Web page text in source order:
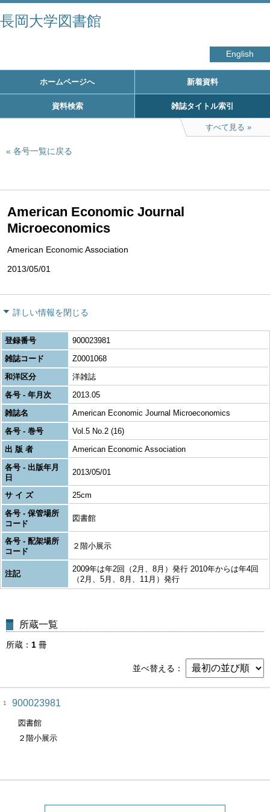
長岡大学図書館
English
ホームページへ 新着資料
資料検索 雑誌タイトル索引
すべて見る
各号一覧に戻る
American Economic Journal
Microeconomics
American Economic Association
2013/05/01
詳しい情報を閉じる
登録番号
900023981
雑誌コード
Z0001068
和洋区分
洋雑誌
各号 - 年月次
2013.05
雑誌名
American Economic Journal Microeconomics
各号 - 巻号
Vol.5 No.2 (16)
出 版 者
American Economic Association
各号 - 出版年月
日
2013/05/01
サ イ ズ
25cm
各号 - 保管場所
コード
図書館
各号 - 配架場所
コード
２階小展示
注記
2009年は年2回（2月、8月）発行 2010年からは年4回
（2月、5月、8月、11月）発行
所蔵一覧
所蔵 1 冊
並べ替える
1 900023981
図書館
２階小展示